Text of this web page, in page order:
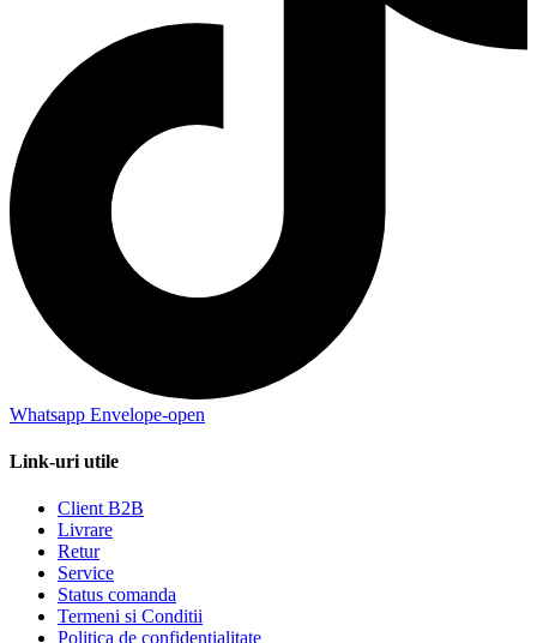
Whatsapp Envelope-open
Link-uri utile
Client B2B
Livrare
Retur
Service
Status comanda
Termeni si Conditii
Politica de confidentialitate